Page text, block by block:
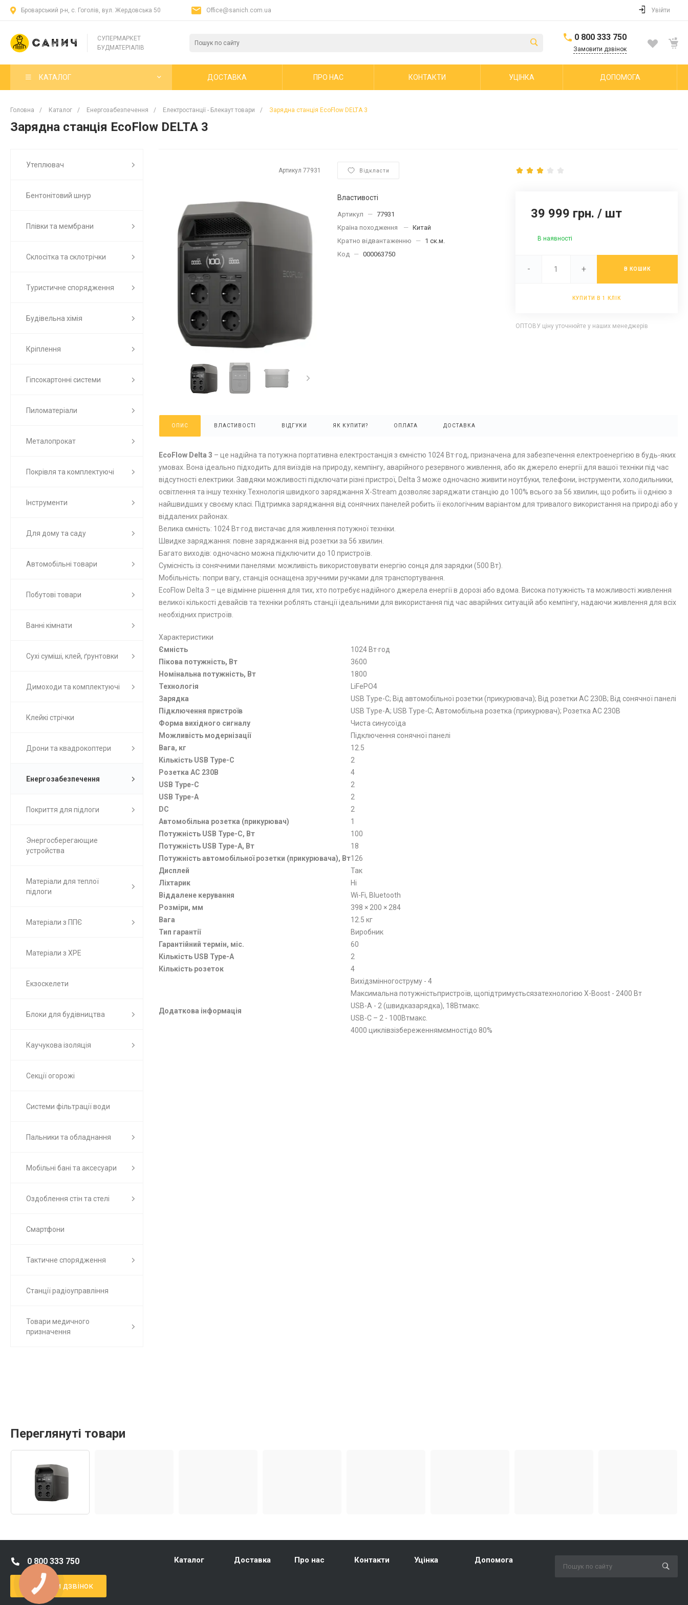
Броварський р-н, с. Гоголів, вул. Жердовська 50 Office@sanich.com.ua Увійти
СУПЕРМАРКЕТ
БУДМАТЕРІАЛІВ
0 800 333 750
Замовити дзвінок
КАТАЛОГ ДОСТАВКА ПРО НАС КОНТАКТИ УЦІНКА ДОПОМОГА
Головна / Каталог / Енергозабезпечення / Електростанції - Блекаут товари / Зарядна станція EcoFlow DELTA 3
Зарядна станція EcoFlow DELTA 3
Утеплювач
Бентонітовий шнур
Плівки та мембрани
Склосітка та склотрічки
Туристичне спорядження
Будівельна хімія
Кріплення
Гіпсокартонні системи
Пиломатеріали
Металопрокат
Покрівля та комплектуючі
Інструменти
Для дому та саду
Автомобільні товари
Побутові товари
Ванні кімнати
Сухі суміші, клей, ґрунтовки
Димоходи та комплектуючі
Клейкі стрічки
Дрони та квадрокоптери
Енергозабезпечення
Покриття для підлоги
Энергосберегающие
устройства
Матеріали для теплої
підлоги
Матеріали з ППЄ
Матеріали з ХРЕ
Екзоскелети
Блоки для будівництва
Каучукова ізоляція
Секції огорожі
Системи фільтрації води
Пальники та обладнання
Мобільні бані та аксесуари
Оздоблення стін та стелі
Смартфони
Тактичне спорядження
Станції радіоуправління
Товари медичного
призначення
Артикул 77931 Відкласти
Властивості
Артикул — 77931
Країна походження
— Китай
Кратно відвантаженню
—
1 ск.м.
Код
— 000063750
39 999 грн. / шт
В наявності
- + В КОШИК
КУПИТИ В 1 КЛІК
ОПТОВУ ціну уточнюйте у наших менеджерів
ОПИС ВЛАСТИВОСТІ ВІДГУКИ ЯК КУПИТИ? ОПЛАТА ДОСТАВКА
EcoFlow Delta 3 – це надійна та потужна портативна електростанція з ємністю 1024 Вт·год, призначена для забезпечення електроенергією в будь-яких
умовах. Вона ідеально підходить для виїздів на природу, кемпінгу, аварійного резервного живлення, або як джерело енергії для вашої техніки під час
відсутності електрики. Завдяки можливості підключати різні пристрої, Delta 3 може одночасно живити ноутбуки, телефони, інструменти, холодильники,
освітлення та іншу техніку.Технологія швидкого заряджання X-Stream дозволяє заряджати станцію до 100% всього за 56 хвилин, що робить її однією з
найшвидших у своєму класі. Підтримка заряджання від сонячних панелей робить її екологічним варіантом для тривалого використання на природі або у
віддалених районах.
Велика ємність: 1024 Вт·год вистачає для живлення потужної техніки.
Швидке заряджання: повне заряджання від розетки за 56 хвилин.
Багато виходів: одночасно можна підключити до 10 пристроїв.
Сумісність із сонячними панелями: можливість використовувати енергію сонця для зарядки (500 Вт).
Мобільність: попри вагу, станція оснащена зручними ручками для транспортування.
EcoFlow Delta 3 – це відмінне рішення для тих, хто потребує надійного джерела енергії в дорозі або вдома. Висока потужність та можливості живлення
великої кількості девайсів та техніки роблять станції ідеальними для використання під час аварійних ситуацій або кемпінгу, надаючи живлення для всіх
необхідних пристроїв.
Характеристики
Ємність
1024 Вт·год
Пікова потужність, Вт
3600
Номінальна потужність, Вт
1800
Технологія
LiFePO4
Зарядка
USB Type-C; Від автомобільної розетки (прикурювача); Від розетки AC 230В; Від сонячної панелі
Підключення пристроїв
USB Type-A; USB Type-C; Автомобільна розетка (прикурювач); Розетка AC 230В
Форма вихідного сигналу
Чиста синусоїда
Можливість модернізації
Підключення сонячної панелі
Вага, кг
12.5
Кількість USB Type-C
2
Розетка AC 230В
4
USB Type-C
2
USB Type-A
2
DC
2
Автомобільна розетка (прикурювач)
1
Потужність USB Type-C, Вт
100
Потужність USB Type-A, Вт
18
Потужність автомобільної розетки (прикурювача), Вт126
Дисплей
Так
Ліхтарик
Ні
Віддалене керування
Wi-Fi, Bluetooth
Розміри, мм
398 × 200 × 284
Вага
12.5 кг
Тип гарантії
Виробник
Гарантійний термін, міс.
60
Кількість USB Type-A
2
Кількість розеток
4
Додаткова інформація
Вихідзмінногоструму - 4
Максимальна потужністьпристроїв, щопідтримуєтьсязатехнологією X-Boost - 2400 Вт
USB-A - 2 (швидказарядка), 18Втмакс.
USB-C – 2 - 100Втмакс.
4000 циклівзізбереженнямємностідо 80%
Переглянуті товари
0 800 333 750
Замовити дзвінок
Каталог Доставка Про нас Контакти Уцінка Допомога